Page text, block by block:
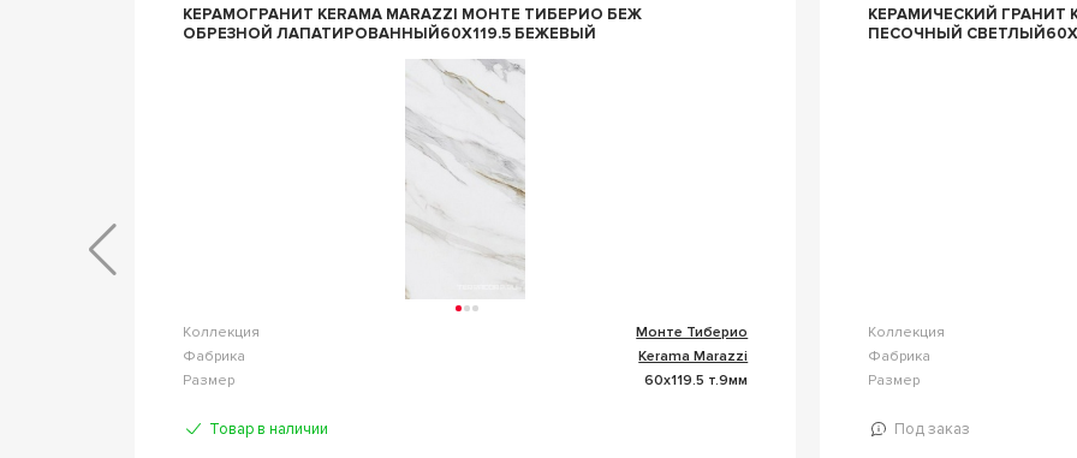
КЕРАМОГРАНИТ KERAMA MARAZZI МОНТЕ ТИБЕРИО БЕЖ
ОБРЕЗНОЙ ЛАПАТИРОВАННЫЙ60X119.5 БЕЖЕВЫЙ
Коллекция
Монте Тиберио
Фабрика
Kerama Marazzi
Размер
60x119.5 т.9мм
Товар в наличии
КЕРАМИЧЕСКИЙ ГРАНИТ KERAMA MARAZZI РИАЛЬТО SG560920R
ПЕСОЧНЫЙ
Коллекция
Фабрика
Размер
Под заказ